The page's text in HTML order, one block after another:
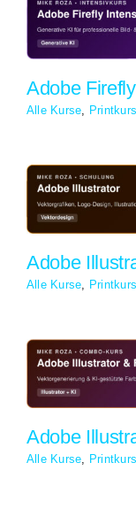
Adobe
Alle Kurse,
Adobe
Alle Kurse
Adobe
Alle Kurse,